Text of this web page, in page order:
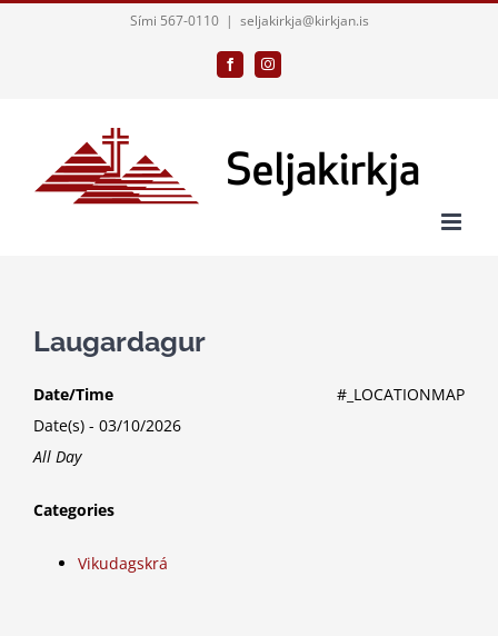
Sími 567-0110 | seljakirkja@kirkjan.is
FacebookInstagram
Laugardagur
#_LOCATIONMAP
Date/Time
Date(s) - 03/10/2026
All Day
Categories
Vikudagskrá